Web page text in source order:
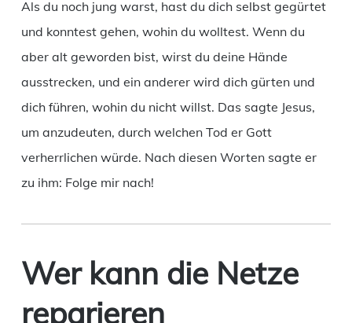
Als du noch jung warst, hast du dich selbst gegürtet
und konntest gehen, wohin du wolltest. Wenn du
aber alt geworden bist, wirst du deine Hände
ausstrecken, und ein anderer wird dich gürten und
dich führen, wohin du nicht willst. Das sagte Jesus,
um anzudeuten, durch welchen Tod er Gott
verherrlichen würde. Nach diesen Worten sagte er
zu ihm: Folge mir nach!
Wer kann die Netze
reparieren